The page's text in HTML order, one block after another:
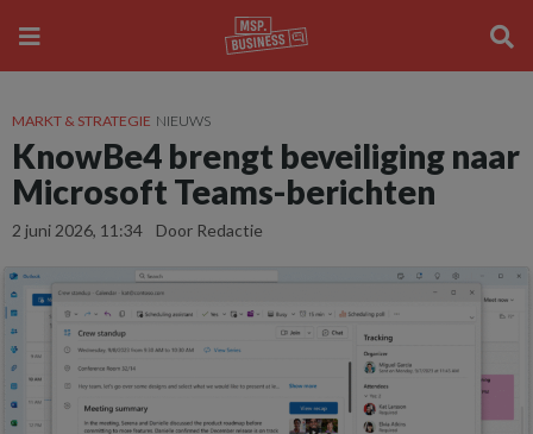
MARKT & STRATEGIE NIEUWS
KnowBe4 brengt beveiliging naar
Microsoft Teams-berichten
2 juni 2026, 11:34 Door Redactie